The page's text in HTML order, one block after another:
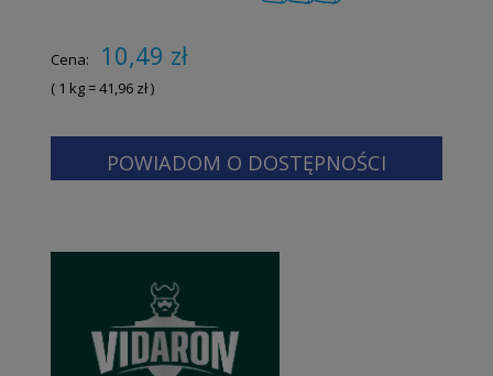
Cena: 10,49 zł
( 1 kg=41,96 zł)
POWIADOM O DOSTĘPNOŚCI